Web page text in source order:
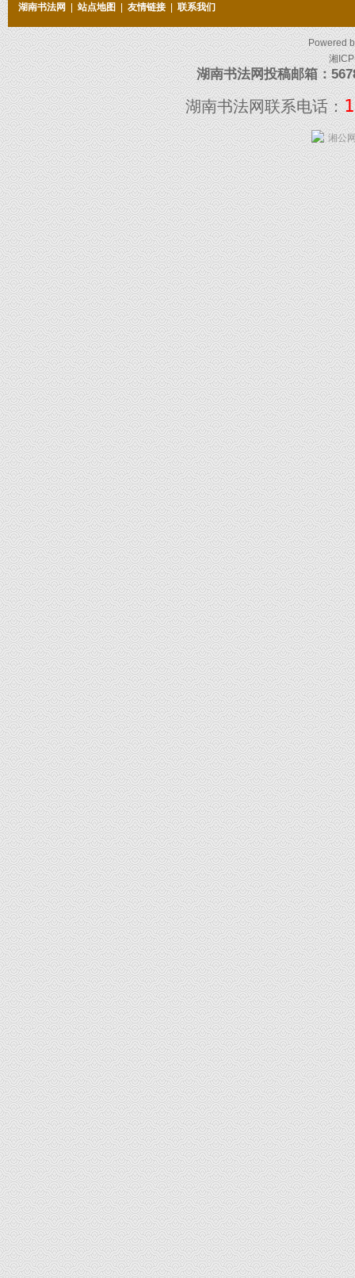
湖南书法网 站点地图 友情链接 联系我们
Powered
湘
湖南书法网投稿邮箱：
湖南书法网联系电话：
湘公